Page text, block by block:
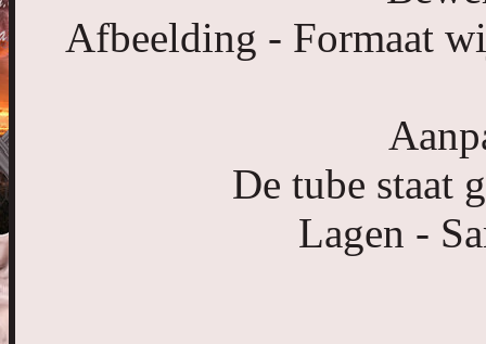
Afbeelding - Formaat
De tube staat
Lagen -